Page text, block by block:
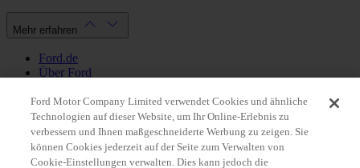
Mehr erfahren
Ford.de
Über Ford
Datenschutzbestimmungen
Impressum
Mein Konto
Ford Motor Company Limited verwendet Cookies und ähnliche
Technologien auf dieser Website, um Ihr Online-Erlebnis zu
verbessern und Ihnen maßgeschneiderte Werbung zu zeigen. Sie
können Cookies jederzeit auf der Seite zum Verwalten von
Cookie-Einstellungen verwalten. Dies kann jedoch die